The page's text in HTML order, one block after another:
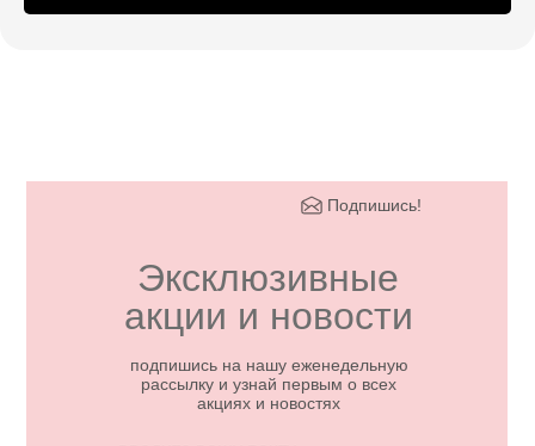
Эксклюзивные
акции и новости
подпишись на нашу еженедельную
рассылку и узнай первым о всех
акциях и новостях
Подпишись!